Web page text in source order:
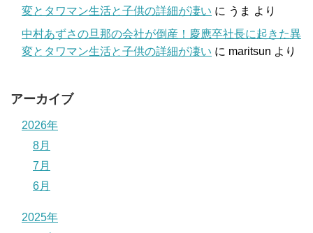
変とタワマン生活と子供の詳細が凄い に うま より
中村あずさの旦那の会社が倒産！慶應卒社長に起きた異
変とタワマン生活と子供の詳細が凄い に maritsun より
アーカイブ
2026年
8月
7月
6月
2025年